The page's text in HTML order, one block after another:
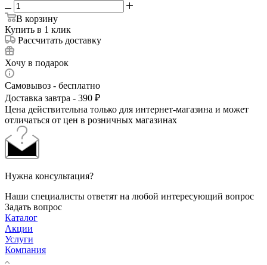
В корзину
Купить в 1 клик
Рассчитать доставку
Хочу в подарок
Самовывоз - бесплатно
Доставка завтра - 390 ₽
Цена действительна только для интернет-магазина и может
отличаться от цен в розничных магазинах
Нужна консультация?
Наши специалисты ответят на любой интересующий вопрос
Задать вопрос
Каталог
Акции
Услуги
Компания